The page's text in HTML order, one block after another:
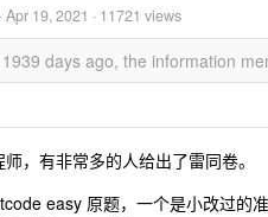
·Apr 19, 2021 · 11721 views
days ago, the information
，有非常多的人给出了雷同卷。
easy 原题，一个是小改过的